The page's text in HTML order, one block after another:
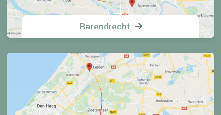
Barendrecht